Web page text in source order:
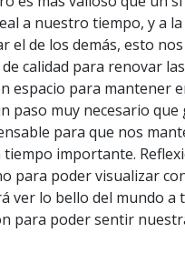
a nuestro tiempo, y a la
el de los demás, esto
calidad para renovar
espacio para mantener
paso muy necesario que
para que nos
importante.
para poder visualizar
ver lo bello del mundo a
para poder sentir